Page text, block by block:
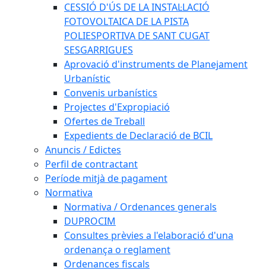
CESSIÓ D'ÚS DE LA INSTAL·LACIÓ
FOTOVOLTAICA DE LA PISTA
POLIESPORTIVA DE SANT CUGAT
SESGARRIGUES
Aprovació d'instruments de Planejament
Urbanístic
Convenis urbanístics
Projectes d'Expropiació
Ofertes de Treball
Expedients de Declaració de BCIL
Anuncis / Edictes
Perfil de contractant
Període mitjà de pagament
Normativa
Normativa / Ordenances generals
DUPROCIM
Consultes prèvies a l'elaboració d'una
ordenança o reglament
Ordenances fiscals